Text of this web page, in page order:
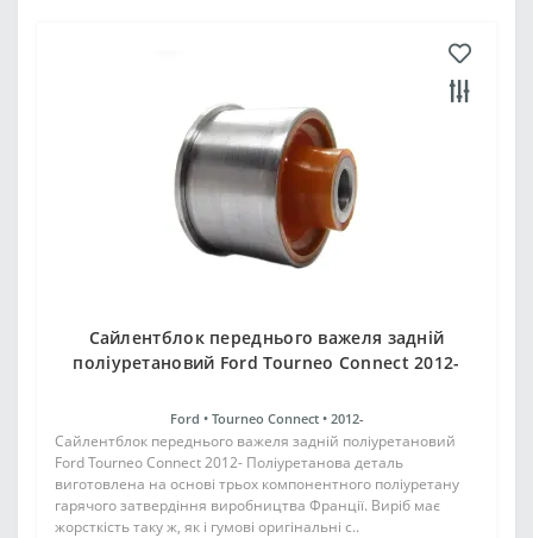
Сайлентблок переднього важеля задній
поліуретановий Ford Tourneo Connect 2012-
Ford • Tourneo Connect • 2012-
Сайлентблок переднього важеля задній поліуретановий
Ford Tourneo Connect 2012- Поліуретанова деталь
виготовлена на основі трьох компонентного поліуретану
гарячого затвердіння виробництва Франції. Виріб має
жорсткість таку ж, як і гумові оригінальні с..